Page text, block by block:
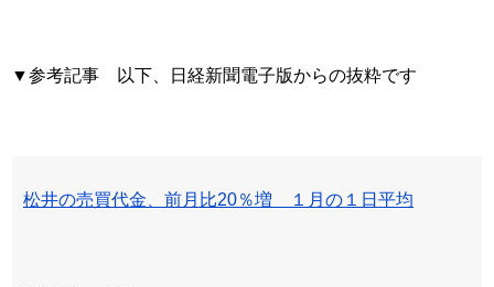
▼参考記事 以下、日経新聞電子版からの抜粋です
松井の売買代金、前月比20％増 １月の１日平均